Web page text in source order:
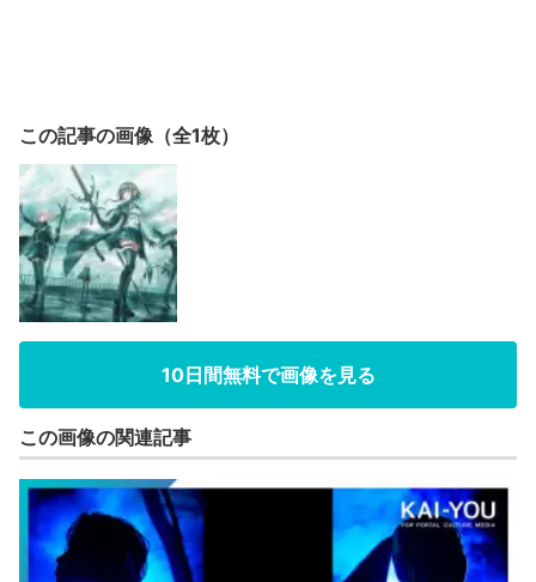
この記事の画像（全1枚）
10日間無料で画像を見る
この画像の関連記事